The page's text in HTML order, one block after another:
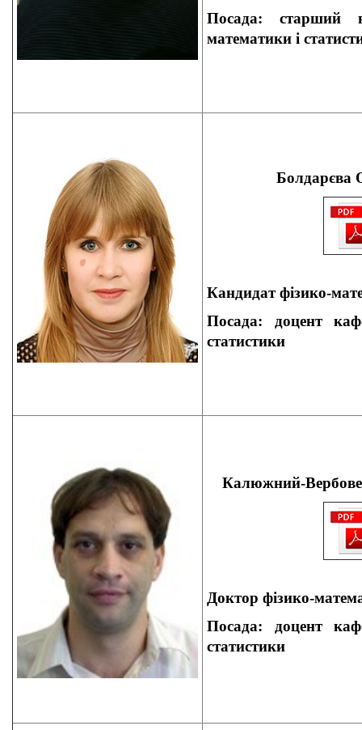
Посада: старший
математики і
Болдарєва
Кандидатфізико-
Посада: доцент
статистики
Калюжний-
Доктор фізико-
Посада: доцент
статистики